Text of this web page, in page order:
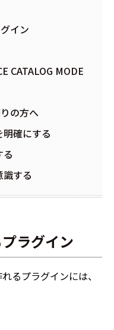
イン
CATALOG MODE
の方へ
確にする
る
する
ラグイン
るプラグインには、